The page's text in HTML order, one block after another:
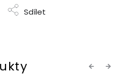
Sdílet
Previous
Next